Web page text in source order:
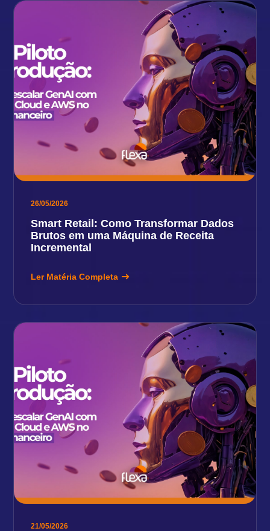
26/05/2026
Smart Retail: Como Transformar Dados
Brutos em uma Máquina de Receita
Incremental
Ler Matéria Completa
21/05/2026